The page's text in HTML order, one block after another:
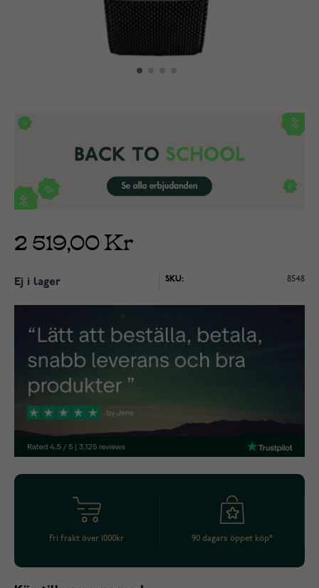
2 519,00 Kr
Ej i lager SKU: 8548
Fri frakt över 1000kr 90 dagars öppet köp*